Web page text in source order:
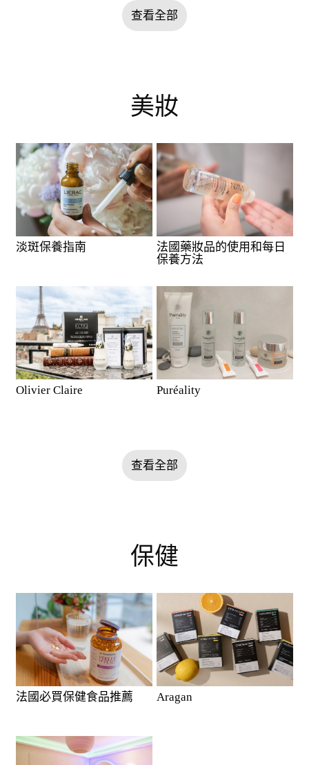
查看全部
美妝
淡斑保養指南
法國藥妝品的使用和每日
保養方法
Olivier Claire Puréality
查看全部
保健
法國必買保健食品推薦 Aragan